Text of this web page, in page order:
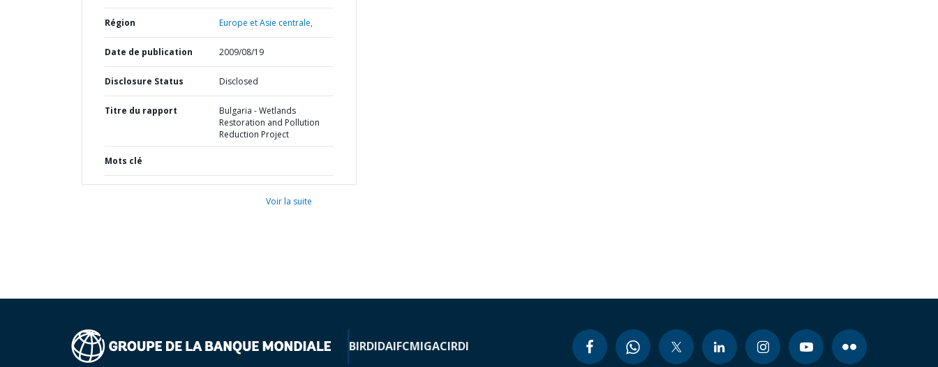
Région Europe et Asie centrale,
Date de publication 2009/08/19
Disclosure Status Disclosed
Titre du rapport
Bulgaria - Wetlands
Restoration and Pollution
Reduction Project
Mots clé
Voir la suite
BIRDIDAIFCMIGACIRDI